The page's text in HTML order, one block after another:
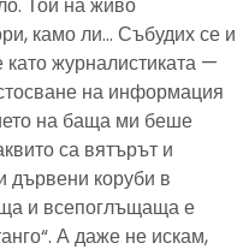
камо ли… Събудих се и
като журналистиката —
на информация
на баща ми беше
са вятърът и
дървени коруби в
и всепоглъщаща е
А даже не искам,